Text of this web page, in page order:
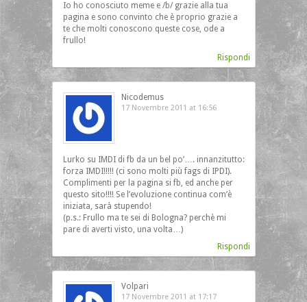
Io ho conosciuto meme e /b/ grazie alla tua
pagina e sono convinto che è proprio grazie a
te che molti conoscono queste cose, ode a
frullo!
Rispondi
Nicodemus
17 Novembre 2011 at 16:56
Lurko su IMDI di fb da un bel po’…. innanzitutto:
forza IMDI!!!!! (ci sono molti più fags di IPDI).
Complimenti per la pagina si fb, ed anche per
questo sito!!!! Se l’evoluzione continua com’è
iniziata, sarà stupendo!
(p.s.: Frullo ma te sei di Bologna? perchè mi
pare di averti visto, una volta…)
Rispondi
Volpari
17 Novembre 2011 at 17:17